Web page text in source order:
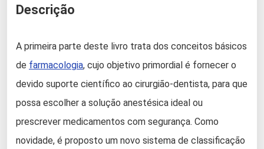
Descrição
A primeira parte deste livro trata dos conceitos básicos
de farmacologia, cujo objetivo primordial é fornecer o
devido suporte científico ao cirurgião-dentista, para que
possa escolher a solução anestésica ideal ou
prescrever medicamentos com segurança. Como
novidade, é proposto um novo sistema de classificação